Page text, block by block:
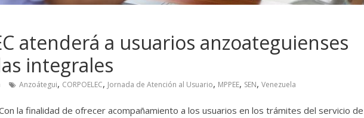
atenderá a usuarios anzoateguienses
integrales
Anzoátegui, CORPOELEC, Jornada de Atención al Usuario, MPPEE, SEN, Venezuela
la finalidad de ofrecer acompañamiento a los usuarios en los trámites del servicio de